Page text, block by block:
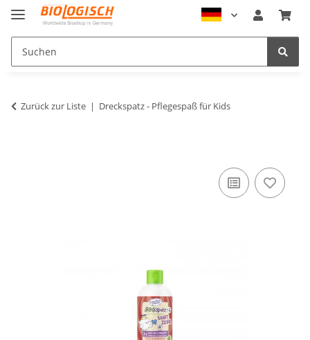
Zurück zur Liste Dreckspatz - Pflegespaß für Kids